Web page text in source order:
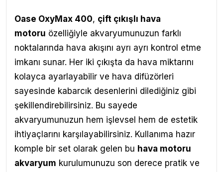
Oase OxyMax 400, çift çıkışlı hava
motoru özelliğiyle akvaryumunuzun farklı
noktalarında hava akışını ayrı ayrı kontrol etme
imkanı sunar. Her iki çıkışta da hava miktarını
kolayca ayarlayabilir ve hava difüzörleri
sayesinde kabarcık desenlerini dilediğiniz gibi
şekillendirebilirsiniz. Bu sayede
akvaryumunuzun hem işlevsel hem de estetik
ihtiyaçlarını karşılayabilirsiniz. Kullanıma hazır
komple bir set olarak gelen bu hava motoru
akvaryum kurulumunuzu son derece pratik ve